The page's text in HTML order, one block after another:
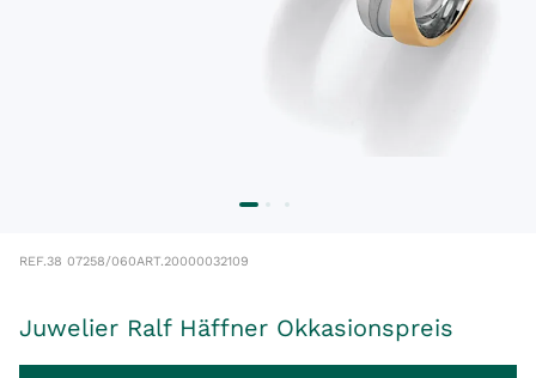
REF.38 07258/060ART.20000032109
Juwelier Ralf Häffner Okkasionspreis